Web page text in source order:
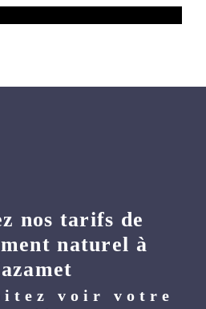
nos tarifs de
naturel à
voir votre